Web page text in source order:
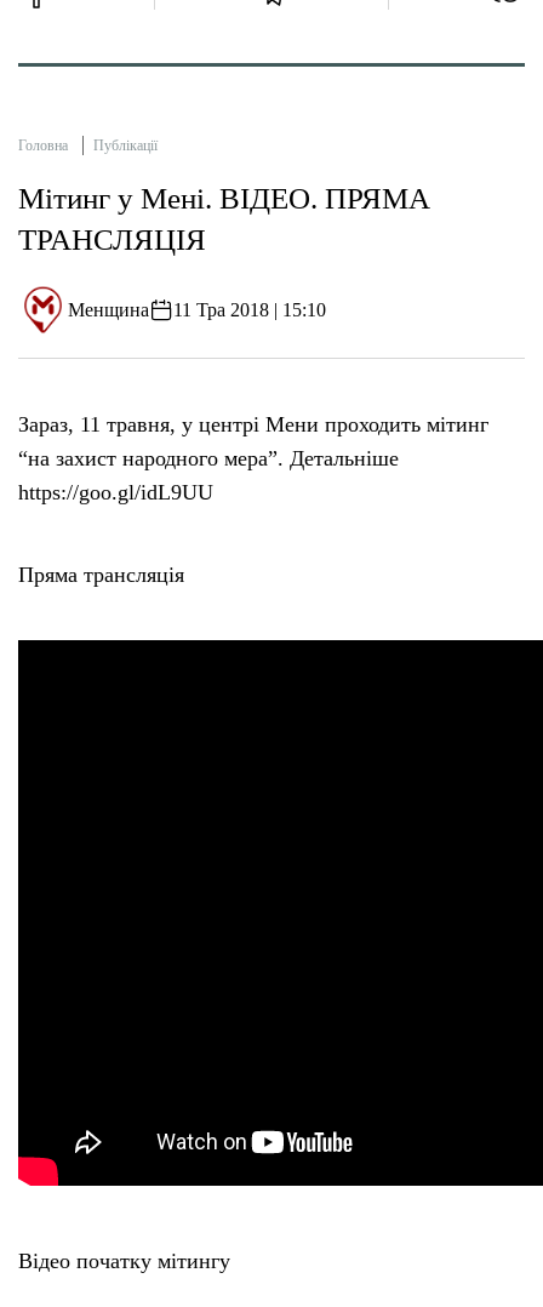
Головна Публікації
Мітинг у Мені. ВІДЕО. ПРЯМА
ТРАНСЛЯЦІЯ
Менщина 11 Тра 2018 | 15:10
Зараз, 11 травня, у центрі Мени проходить мітинг
“на захист народного мера”. Детальніше
https://goo.gl/idL9UU
Пряма трансляція
Відео початку мітингу